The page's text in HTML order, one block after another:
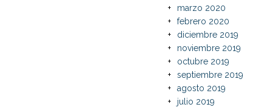
marzo 2020
febrero 2020
diciembre 2019
noviembre 2019
octubre 2019
septiembre 2019
agosto 2019
julio 2019